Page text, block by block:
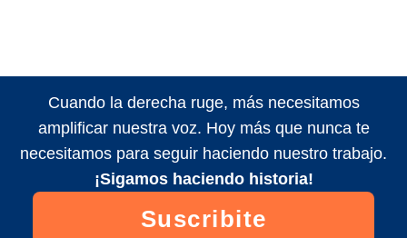
Cuando la derecha ruge, más necesitamos
amplificar nuestra voz. Hoy más que nunca te
necesitamos para seguir haciendo nuestro trabajo.
¡Sigamos haciendo historia!
Suscribite